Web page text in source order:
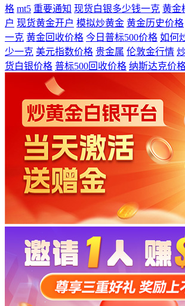
格 mt5 重要通知 现货白银多少钱一克 黄金
户 现货黄金开户 模拟炒黄金 黄金历史价格
一克 黄金回收价格 今日普标500价格 如何
少一克 美元指数价格 贵金属 伦敦金行情
货白银价格 普标500回收价格 纳斯达克价